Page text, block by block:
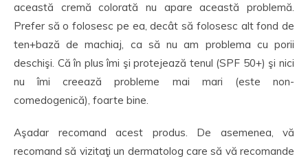
această cremă colorată nu apare această problemă.
Prefer să o folosesc pe ea, decât să folosesc alt fond de
ten+bază de machiaj, ca să nu am problema cu porii
deschişi. Că în plus îmi şi protejează tenul (SPF 50+) şi nici
nu îmi creează probleme mai mari (este non-
comedogenică), foarte bine.
Aşadar recomand acest produs. De asemenea, vă
recomand să vizitaţi un dermatolog care să vă recomande